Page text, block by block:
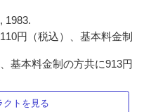
1983.
円（税込）、基本料金制
基本料金制の方共に913円
クトを見る